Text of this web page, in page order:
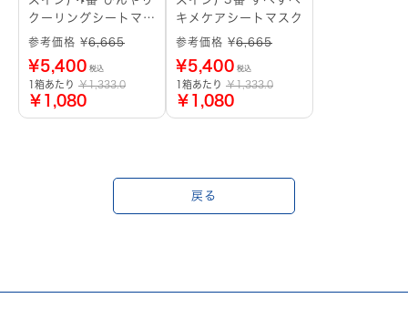
クーリングシートマス
ク
参考価格 ¥6,665
¥5,400 税込
1箱あたり ￥1,333.0
￥1,080
キメケアシートマスク
参考価格 ¥6,665
¥5,400 税込
1箱あたり ￥1,333.0
￥1,080
戻る